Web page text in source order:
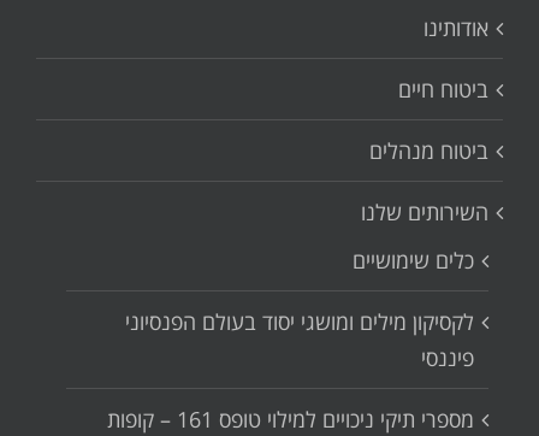
אודותינו
ביטוח חיים
ביטוח מנהלים
השירותים שלנו
כלים שימושיים
לקסיקון מילים ומושגי יסוד בעולם הפנסיוני
פיננסי
מספרי תיקי ניכויים למילוי טופס 161 – קופות